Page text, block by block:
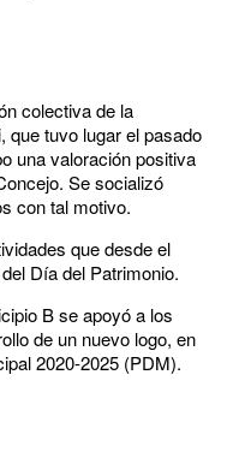
colectiva de la
que tuvo lugar el pasado
una valoración positiva
Se socializó
con tal motivo.
que desde el
Día del Patrimonio.
B se apoyó a los
de un nuevo logo, en
2020-2025 (PDM).